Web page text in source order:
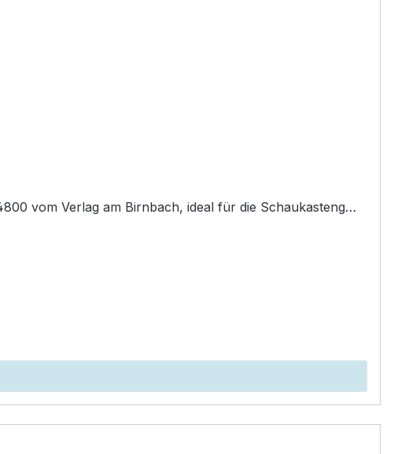
vom Verlag am Birnbach, ideal für die Schaukasteng…